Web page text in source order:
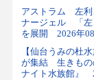
アストラム 左利
ナージェル 「左
を展開 2026年08
【仙台うみの杜
が集結 生きもの
ナイト水族館』